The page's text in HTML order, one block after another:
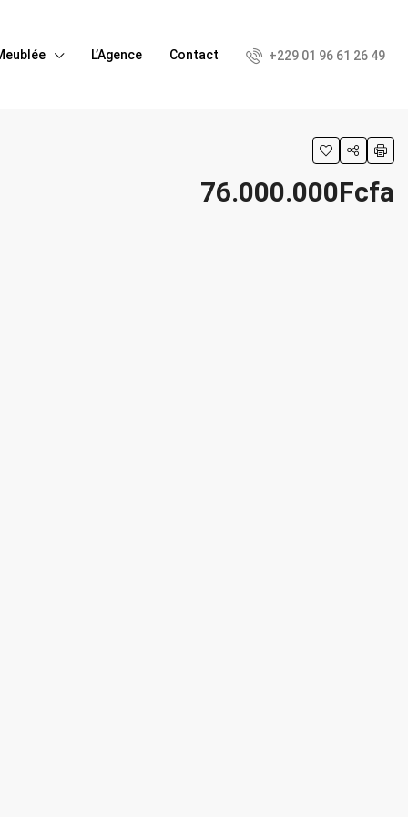
L’Agence Contact +229 01 96 61 26 49
76.000.000Fcfa